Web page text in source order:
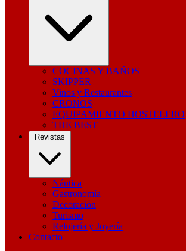
COCINAS Y BAÑOS
SKIPPER
Vinos y Restaurantes
CRONOS
EQUIPAMIENTO HOSTELERO
THE BEST
Revistas
Náutica
Gastronomía
Decoración
Turismo
Relojería y Joyería
Contacto